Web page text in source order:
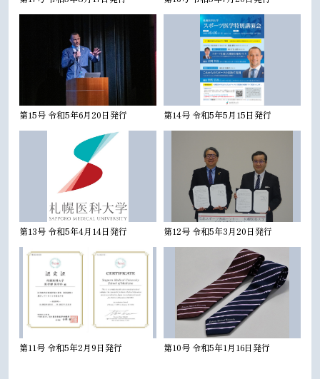
第15号 令和5年6月20日発行 第14号 令和5年5月15日発行
第13号 令和5年4月14日発行 第12号 令和5年3月20日発行
第11号 令和5年2月9日発行 第10号 令和5年1月16日発行